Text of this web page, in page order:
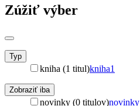
Zúžiť výber
Typ
kniha (1 titul)kniha1
Zobraziť iba
novinky (0 titulov)novinky